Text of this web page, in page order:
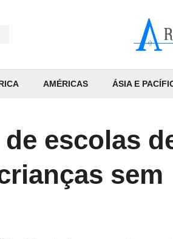
AMÉRICAS ÁSIA E
escolas
sem